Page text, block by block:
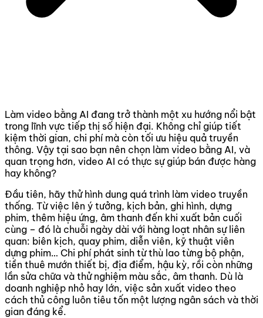
Làm video bằng AI đang trở thành một xu hướng nổi bật
trong lĩnh vực tiếp thị số hiện đại. Không chỉ giúp tiết
kiệm thời gian, chi phí mà còn tối ưu hiệu quả truyền
thông. Vậy tại sao bạn nên chọn làm video bằng AI, và
quan trọng hơn, video AI có thực sự giúp bán được hàng
hay không?
Đầu tiên, hãy thử hình dung quá trình làm video truyền
thống. Từ việc lên ý tưởng, kịch bản, ghi hình, dựng
phim, thêm hiệu ứng, âm thanh đến khi xuất bản cuối
cùng – đó là chuỗi ngày dài với hàng loạt nhân sự liên
quan: biên kịch, quay phim, diễn viên, kỹ thuật viên
dựng phim… Chi phí phát sinh từ thù lao từng bộ phận,
tiền thuê mướn thiết bị, địa điểm, hậu kỳ, rồi còn những
lần sửa chữa và thử nghiệm màu sắc, âm thanh. Dù là
doanh nghiệp nhỏ hay lớn, việc sản xuất video theo
cách thủ công luôn tiêu tốn một lượng ngân sách và thời
gian đáng kể.